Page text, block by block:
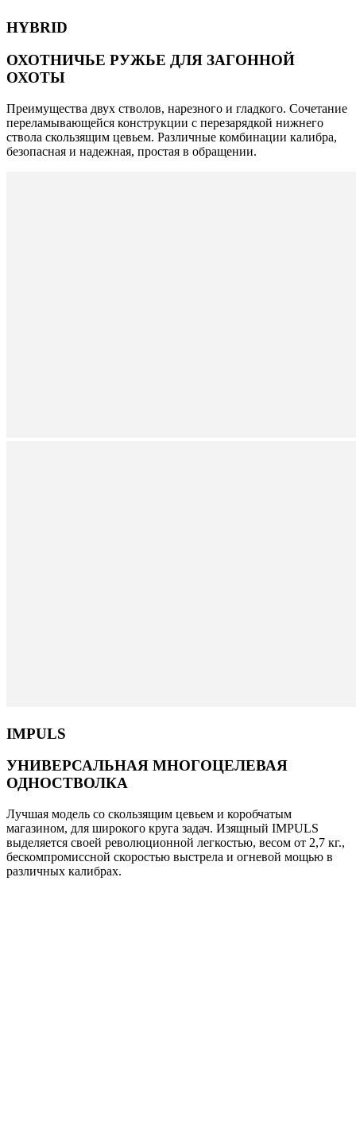
HYBRID
ОХОТНИЧЬЕ РУЖЬЕ ДЛЯ ЗАГОННОЙ
ОХОТЫ
Преимущества двух стволов, нарезного и гладкого. Сочетание
переламывающейся конструкции с перезарядкой нижнего
ствола скользящим цевьем. Различные комбинации калибра,
безопасная и надежная, простая в обращении.
IMPULS
УНИВЕРСАЛЬНАЯ МНОГОЦЕЛЕВАЯ
ОДНОСТВОЛКА
Лучшая модель со скользящим цевьем и коробчатым
магазином, для широкого круга задач. Изящный IMPULS
выделяется своей революционной легкостью, весом от 2,7 кг.,
бескомпромиссной скоростью выстрела и огневой мощью в
различных калибрах.